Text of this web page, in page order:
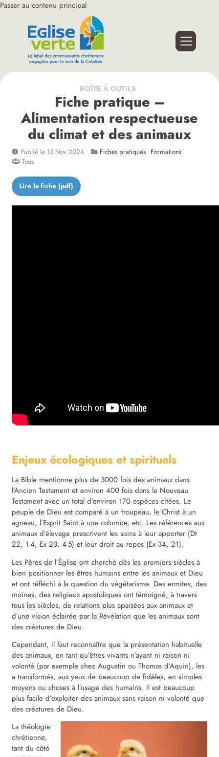
Passer au contenu principal
BOÎTE À OUTILS
Fiche pratique –
Alimentation respectueuse
du climat et des animaux
Publié le 13 Nov 2024 Fiches pratiques Formations
Tous
Lire la fiche (pdf)
Enjeux écologiques et spirituels
La Bible mentionne plus de 3000 fois des animaux dans
l’Ancien Testament et environ 400 fois dans le Nouveau
Testament avec un total d’environ 170 espèces citées. Le
peuple de Dieu est comparé à un troupeau, le Christ à un
agneau, l’Esprit Saint à une colombe, etc. Les références aux
animaux d’élevage prescrivent les soins à leur apporter (Dt
22, 1-4, Ex 23, 4-5) et leur droit au repos (Ex 34, 21).
Les Pères de l’Église ont cherché dès les premiers siècles à
bien positionner les êtres humains entre les animaux et Dieu
et ont réfléchi à la question du végétarisme. Des ermites, des
moines, des religieux apostoliques ont témoigné, à travers
tous les siècles, de relations plus apaisées aux animaux et
d’une vision éclairée par la Révélation que les animaux sont
des créatures de Dieu.
Cependant, il faut reconnaître que la présentation habituelle
des animaux, en tant qu’êtres vivants n’ayant ni raison ni
volonté (par exemple chez Augustin ou Thomas d’Aquin), les
a transformés, aux yeux de beaucoup de fidèles, en simples
moyens ou choses à l’usage des humains. Il est beaucoup
plus facile d’exploiter des animaux sans raison ni volonté que
des créatures de Dieu.
La théologie
chrétienne,
tant du côté